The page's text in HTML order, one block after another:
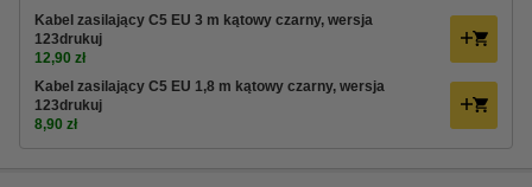
Kabel zasilający C5 EU 3 m kątowy czarny, wersja
123drukuj
12,90 zł
Kabel zasilający C5 EU 1,8 m kątowy czarny, wersja
123drukuj
8,90 zł